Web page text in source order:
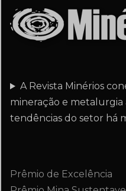
A Revista Minérios
mineração e metalurgia
tendências do setor há
Prêmio de Excelência